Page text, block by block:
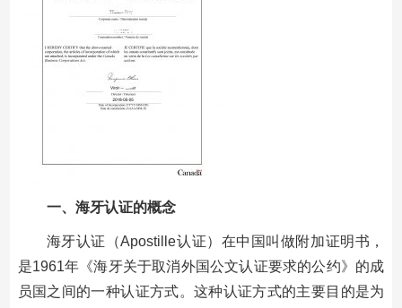
一、海牙认证的概念
海牙认证（Apostille认证）在中国叫做附加证明书，
是1961年《海牙关于取消外国公文认证要求的公约》的成
员国之间的一种认证方式。这种认证方式的主要目的是为